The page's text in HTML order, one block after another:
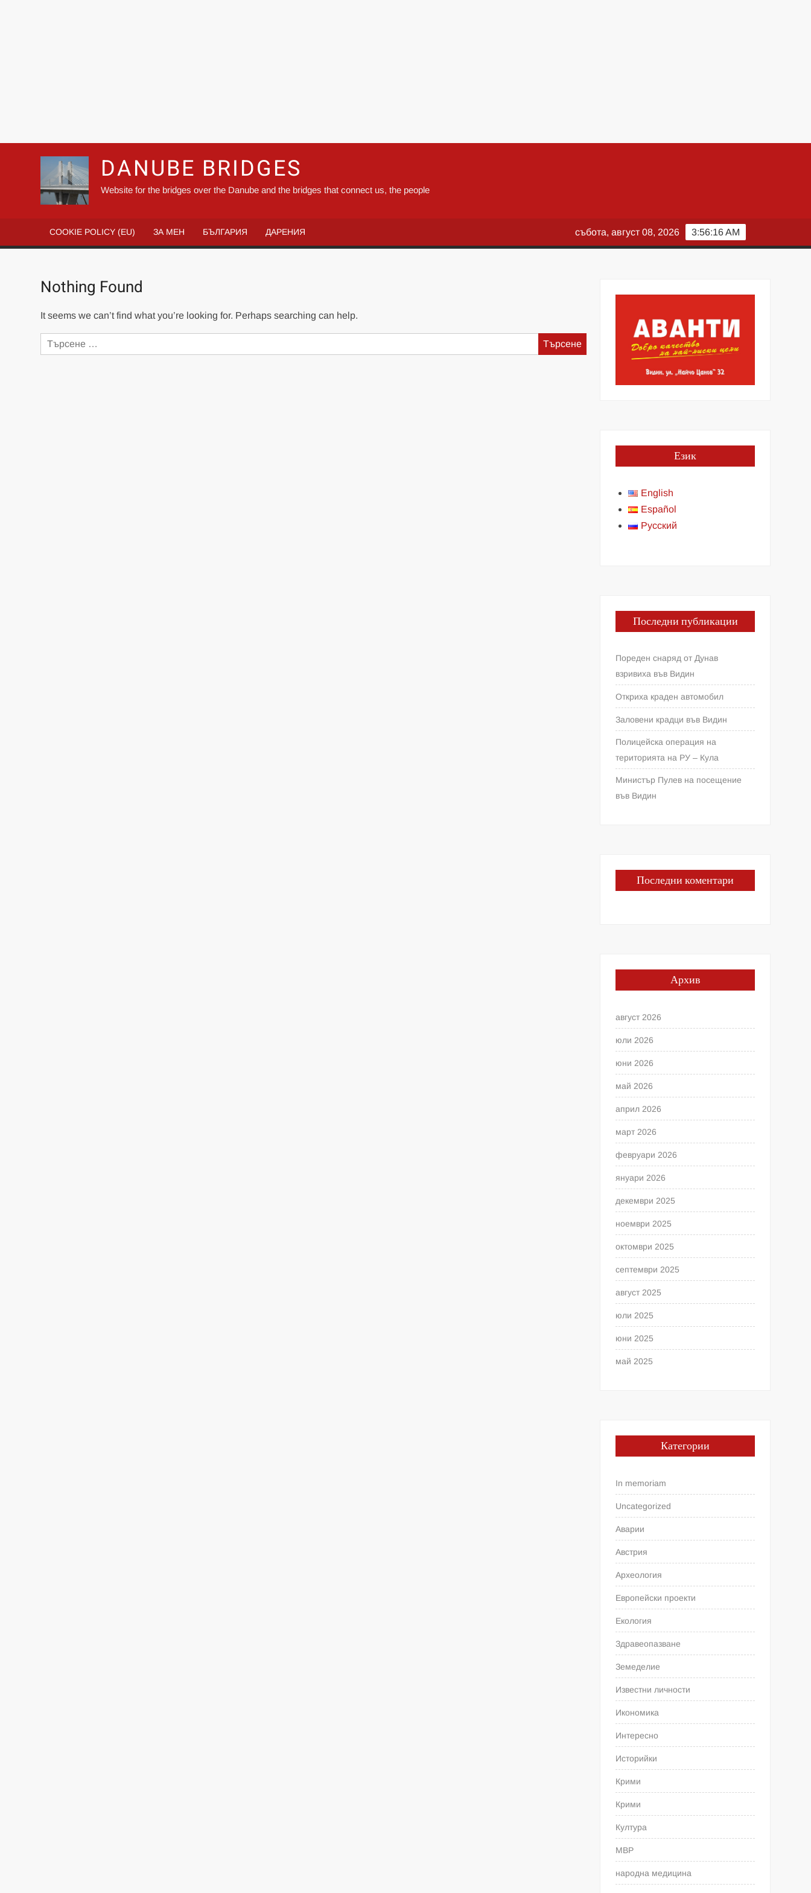
DANUBE BRIDGES
Website for the bridges over the Danube and the bridges that connect us, the people
COOKIE POLICY (EU) ЗА МЕН БЪЛГАРИЯ ДАРЕНИЯ 3:56:17 AM
събота, август 08, 2026
Nothing Found
It seems we can’t find what you’re looking for. Perhaps searching can help.
Търсене
за:
Език
English
Español
Русский
Последни публикации
Пореден снаряд от Дунав
взривиха във Видин
Откриха краден автомобил
Заловени крадци във Видин
Полицейска операция на
територията на РУ – Кула
Министър Пулев на посещение
във Видин
Последни коментари
Архив
август 2026
юли 2026
юни 2026
май 2026
април 2026
март 2026
февруари 2026
януари 2026
декември 2025
ноември 2025
октомври 2025
септември 2025
август 2025
юли 2025
юни 2025
май 2025
Категории
In memoriam
Uncategorized
Аварии
Австрия
Археология
Европейски проекти
Екология
Здравеопазване
Земеделие
Известни личности
Икономика
Интересно
Историйки
Крими
Крими
Култура
МВР
народна медицина